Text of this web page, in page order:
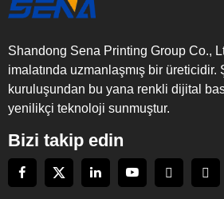
Shandong Sena Printing Group Co.,
imalatında uzmanlaşmış bir üreticidir.
kuruluşundan bu yana renkli dijital
yenilikçi teknoloji sunmuştur.
Bizi takip edin